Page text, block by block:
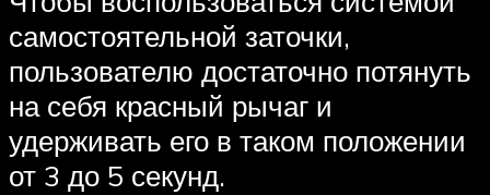
самостоятельной заточки,
пользователю достаточно потянуть
на себя красный рычаг и
удерживать его в таком положении
от 3 до 5 секунд.